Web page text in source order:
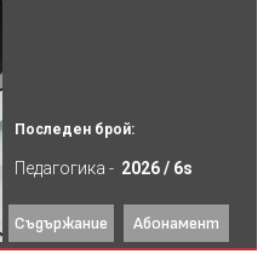
Последен брой:
Педагогика - 2026 / 6s
Съдържание Абонамент